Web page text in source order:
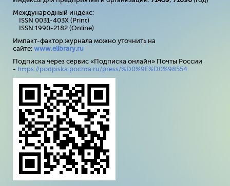
Международный индекс:
ISSN 0031-403X (Print)
ISSN 1990-2182 (Online)
Импакт-фактор журнала можно уточнить на
сайте: www.elibrary.ru
Подписка через сервис «Подписка онлайн» Почты России
- https://podpiska.pochta.ru/press/%D0%9F%D0%98554